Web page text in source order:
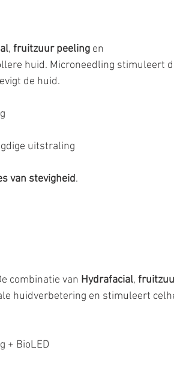
, fruitzuur peeling en
huid. Microneedling stimuleert
de huid.
uitstraling
van stevigheid.
combinatie van Hydrafacial,
huidverbetering en stimuleert
+ BioLED